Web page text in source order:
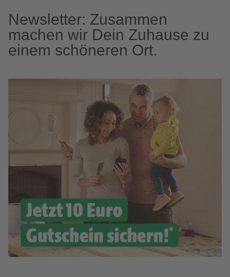
Newsletter: Zusammen
machen wir Dein Zuhause zu
einem schöneren Ort.